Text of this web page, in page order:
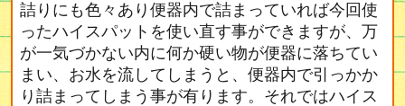
詰りにも色々あり便器内で詰まっていれば今回使
ったハイスパットを使い直す事ができますが、万
が一気づかない内に何か硬い物が便器に落ちてい
まい、お水を流してしまうと、便器内で引っかか
り詰まってしまう事が有ります。それではハイス